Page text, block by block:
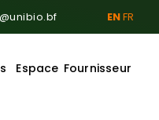
ENFR
Espace Fournisseur